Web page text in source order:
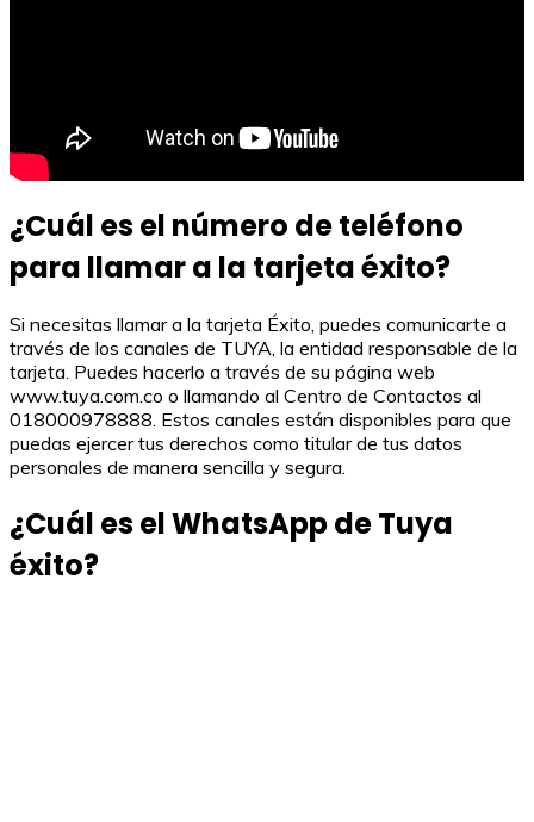
¿Cuál es el número de teléfono
para llamar a la tarjeta éxito?
Si necesitas llamar a la tarjeta Éxito, puedes comunicarte a
través de los canales de TUYA, la entidad responsable de la
tarjeta. Puedes hacerlo a través de su página web
www.tuya.com.co o llamando al Centro de Contactos al
018000978888. Estos canales están disponibles para que
puedas ejercer tus derechos como titular de tus datos
personales de manera sencilla y segura.
¿Cuál es el WhatsApp de Tuya
éxito?